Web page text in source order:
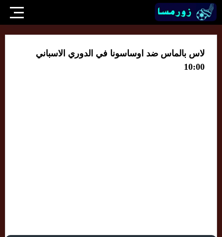
لاس بالماس ضد اوساسونا في الدوري الاسباني
10:00